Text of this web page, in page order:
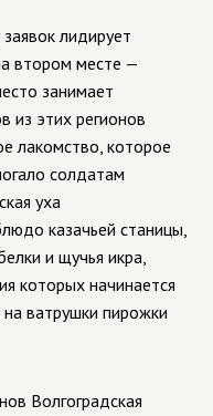
лидирует
втором месте —
занимает
из этих регионов
лакомство, которое
солдатам
уха
казачьей станицы,
и щучья икра,
которых начинается
ватрушки пирожки
Волгоградская